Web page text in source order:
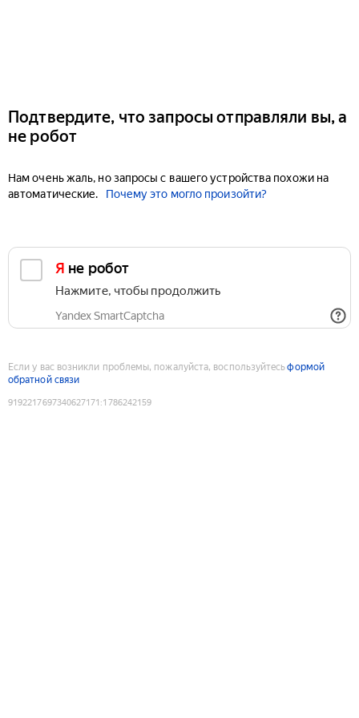
Подтвердите, что запросы отправляли вы, а
не робот
Нам очень жаль, но запросы с вашего устройства похожи на
автоматические.
Почему это могло произойти?
Я не робот
Нажмите, чтобы продолжить
Yandex SmartCaptcha
Если у вас возникли проблемы, пожалуйста, воспользуйтесьформой
обратной связи
9192217697340627171 :1786242159